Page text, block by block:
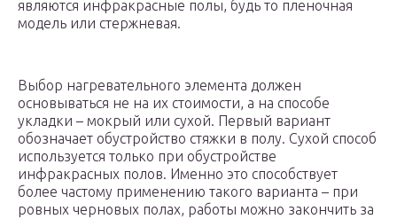
являются инфракрасные полы, будь то пленочная
модель или стержневая.
Выбор нагревательного элемента должен
основываться не на их стоимости, а на способе
укладки – мокрый или сухой. Первый вариант
обозначает обустройство стяжки в полу. Сухой способ
используется только при обустройстве
инфракрасных полов. Именно это способствует
более частому применению такого варианта – при
ровных черновых полах, работы можно закончить за